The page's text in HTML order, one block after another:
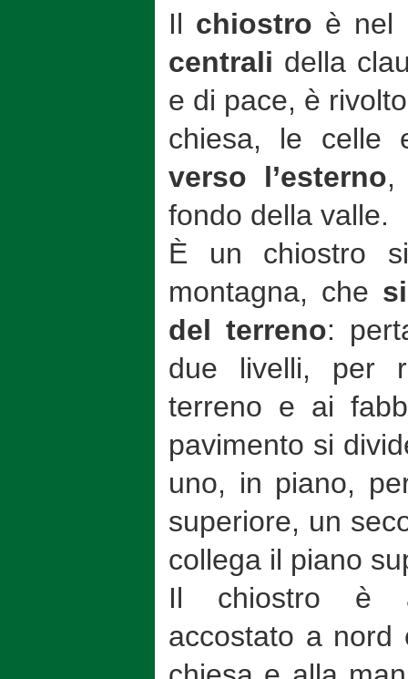
Il chiostro è nel
centrali della
e di pace, è
chiesa, le celle
verso l’esterno,
fondo della valle.
È un chiostro
montagna, che
del terreno:
due livelli, per
terreno e ai
pavimento si
uno, in piano,
superiore, un
collega il piano
Il chiostro è
accostato a